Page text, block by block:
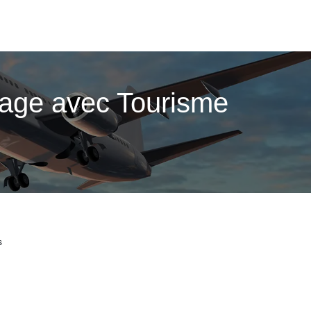
avec Tourisme